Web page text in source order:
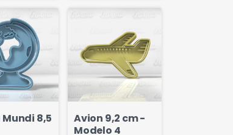
8,5
Avion 9,2 cm -
Modelo 4